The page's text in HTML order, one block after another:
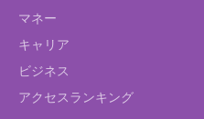
マネー
キャリア
ビジネス
アクセスランキング